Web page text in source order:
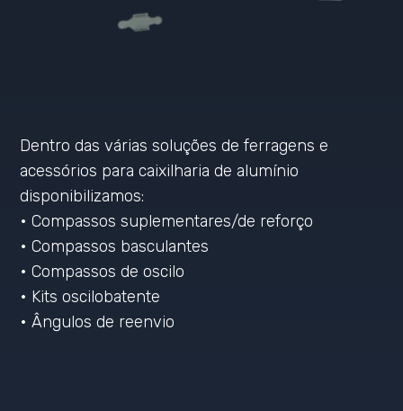
Dentro das várias soluções de ferragens e
acessórios para caixilharia de alumínio
disponibilizamos:
• Compassos suplementares/de reforço
• Compassos basculantes
• Compassos de oscilo
• Kits oscilobatente
• Ângulos de reenvio